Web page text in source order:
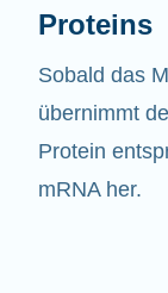
Proteins
Sobald das
übernimmt
Protein
mRNA her.